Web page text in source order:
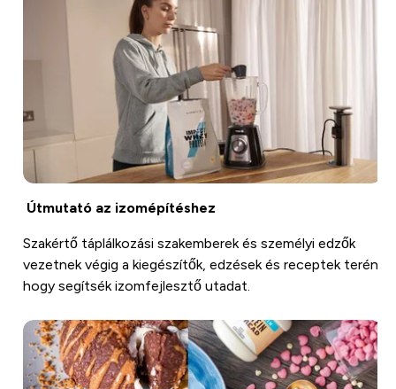
Útmutató az izomépítéshez
Szakértő táplálkozási szakemberek és személyi edzők
vezetnek végig a kiegészítők, edzések és receptek terén,
hogy segítsék izomfejlesztő utadat.